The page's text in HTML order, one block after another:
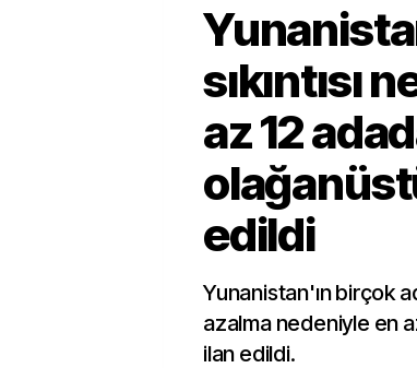
sıkıntısı
az 12
edildi
Yunanistan'ın birçok
azalma nedeniyle en
ilan edildi.